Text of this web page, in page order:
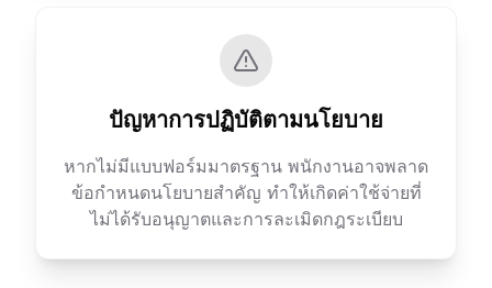
ปัญหาการปฏิบัติตามนโยบาย
หากไม่มีแบบฟอร์มมาตรฐาน พนักงานอาจพลาด
ข้อกำหนดนโยบายสำคัญ ทำให้เกิดค่าใช้จ่ายที่
ไม่ได้รับอนุญาตและการละเมิดกฎระเบียบ